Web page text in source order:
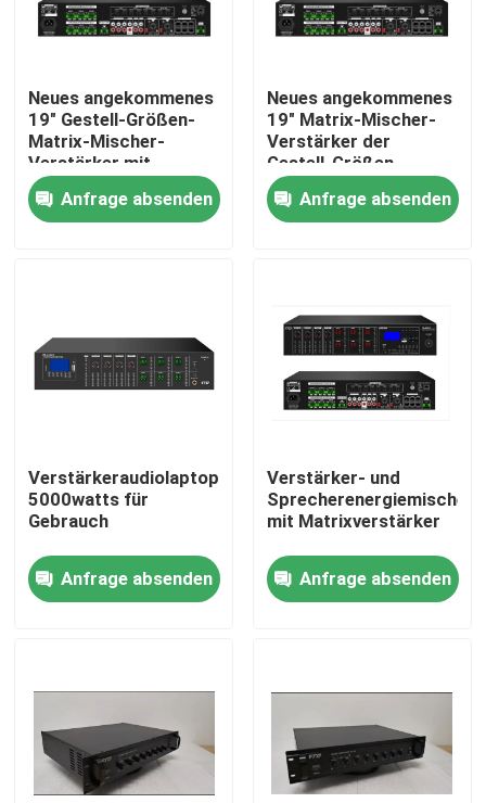
Haus
Über uns
Qualitätskontrolle
Treten Sie mit uns in Verbindung
Beschallungsanlage-Verstärker
Neues angekommenes
19" Gestell-Größen-
Matrix-Mischer-
Verstärker mit
USB/SD/FM/BT
Anfrage absenden
Neues angekommenes
19" Matrix-Mischer-
Verstärker der
Gestell-Größen-
6*120W mit
USB/SD/FM/BT
Anfrage absenden
Verstärkeraudiolaptopverstärker
5000watts für
Gebrauch
Anfrage absenden
Verstärker- und
Sprecherenergiemischer
mit Matrixverstärker
Anfrage absenden